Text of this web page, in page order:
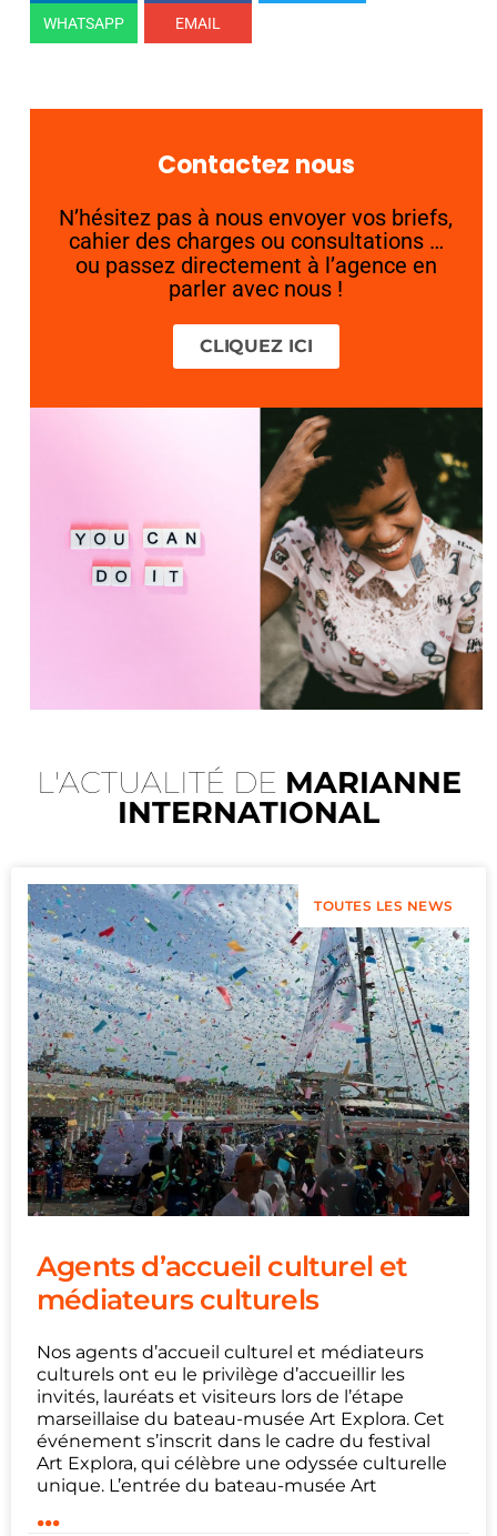
WHATSAPP EMAIL
Contactez nous
N’hésitez pas à nous envoyer vos briefs,
cahier des charges ou consultations …
ou passez directement à l’agence en
parler avec nous !
CLIQUEZ ICI
L'ACTUALITÉ DE MARIANNE
INTERNATIONAL
TOUTES LES NEWS
Agents d’accueil culturel et
médiateurs culturels
Nos agents d’accueil culturel et médiateurs
culturels ont eu le privilège d’accueillir les
invités, lauréats et visiteurs lors de l’étape
marseillaise du bateau-musée Art Explora. Cet
événement s’inscrit dans le cadre du festival
Art Explora, qui célèbre une odyssée culturelle
unique. L’entrée du bateau-musée Art
...